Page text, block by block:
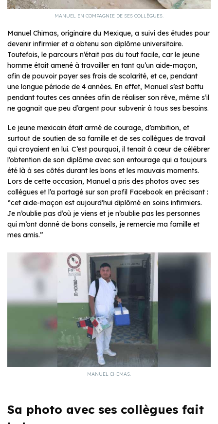
MANUEL EN COMPAGNIE DE SES COLLÈGUES.
Manuel Chimas, originaire du Mexique, a suivi des études pour
devenir infirmier et a obtenu son diplôme universitaire.
Toutefois, le parcours n’était pas du tout facile, car le jeune
homme était amené à travailler en tant qu’un aide-maçon,
afin de pouvoir payer ses frais de scolarité, et ce, pendant
une longue période de 4 années. En effet, Manuel s’est battu
pendant toutes ces années afin de réaliser son rêve, même s’il
ne gagnait que peu d’argent pour subvenir à tous ses besoins.
Le jeune mexicain était armé de courage, d’ambition, et
surtout de soutien de sa famille et de ses collègues de travail
qui croyaient en lui. C’est pourquoi, il tenait à cœur de célébrer
l’obtention de son diplôme avec son entourage qui a toujours
été là à ses côtés durant les bons et les mauvais moments.
Lors de cette occasion, Manuel a pris des photos avec ses
collègues et l’a partagé sur son profil Facebook en précisant :
“cet aide-maçon est aujourd’hui diplômé en soins infirmiers.
Je n’oublie pas d’où je viens et je n’oublie pas les personnes
qui m’ont donné de bons conseils, je remercie ma famille et
mes amis.”
MANUEL CHIMAS.
Sa photo avec ses collègues fait